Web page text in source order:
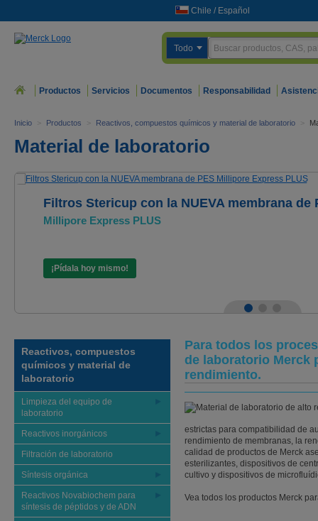
Chile / Español
Todo
Productos Servicios Documentos Responsabilidad
Inicio > Productos > Reactivos, compuestos químicos y material de laboratorio >
Material de laboratorio
Filtros Stericup con la NUEVA membrana de
Millipore Express PLUS
¡Pídala hoy mismo!
Reactivos, compuestos
químicos y material de
laboratorio
Limpieza del equipo de
laboratorio
Reactivos inorgánicos
Filtración de laboratorio
Síntesis orgánica
Reactivos Novabiochem para
síntesis de péptidos y de ADN
Para todos los
de laboratorio Merck
rendimiento.
estrictas para compatibilidad de
rendimiento de membranas, la
calidad de productos de Merck
esterilizantes, dispositivos de
cultivo y dispositivos de
Vea todos los productos Merck